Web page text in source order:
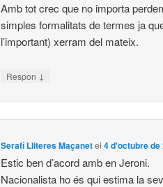
Amb tot crec que no importa
simples formalitats de termes ja
l’important) xerram del mateix.
Respon ↓
Serafí Lliteres Maçanetel4 d'octubre de
Estic ben d’acord amb en Jeroni.
Nacionalista ho és qui estima la